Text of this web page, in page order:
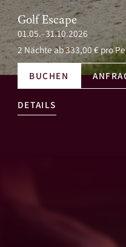
Golf Escape
01.05.–31.10.2026
2 Nächteab 333,00 € pro
BUCHEN
DETAILS